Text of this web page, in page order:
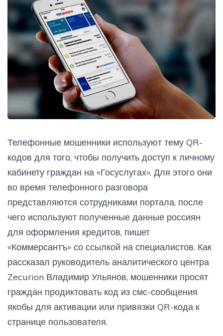
Телефонные мошенники используют тему QR-
кодов для того, чтобы получить доступ к личному
кабинету граждан на «Госуслугах». Для этого они
во время телефонного разговора
представляются сотрудниками портала, после
чего используют полученные данные россиян
для оформления кредитов, пишет
«Коммерсантъ» со ссылкой на специалистов. Как
рассказал руководитель аналитического центра
Zecurion Владимир Ульянов, мошенники просят
граждан продиктовать код из смс-сообщения
якобы для активации или привязки QR-кода к
странице пользователя.